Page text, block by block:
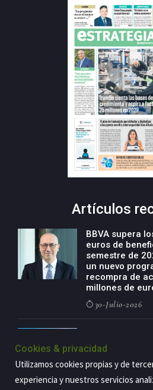
Artículos
BBVA supera
euros de
semestre de
un nuevo
recompra de
millones de
30-Julio-2026
negocio agro
de
países
29-Julio-2026
Cookies & privacidad
Utilizamos cookies propias y de
experiencia y nuestros servicios